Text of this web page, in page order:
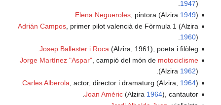
Elena
Adrián Campos, primer
Josep Ballester i
Jorge Martínez "Aspar"
Carles Alberola, actor,